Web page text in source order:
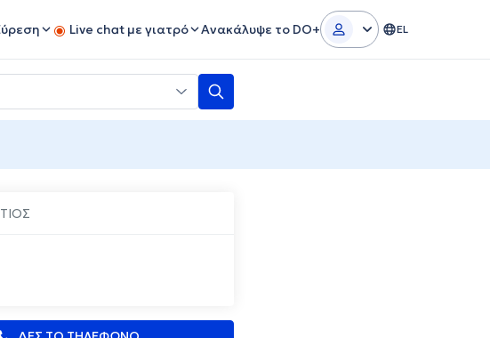
Live chat με γιατρό Ανακάλυψε το DO+ EL